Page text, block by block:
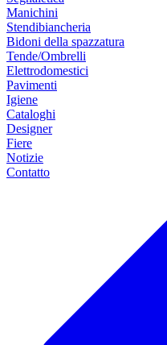
Manichini
Stendibiancheria
Bidoni della spazzatura
Tende/Ombrelli
Elettrodomestici
Pavimenti
Igiene
Cataloghi
Designer
Fiere
Notizie
Contatto